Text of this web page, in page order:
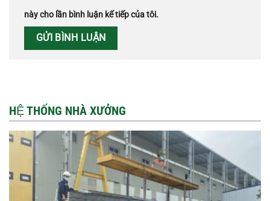
này cho lần bình luận kế tiếp của tôi.
HỆ THỐNG NHÀ XƯỞNG